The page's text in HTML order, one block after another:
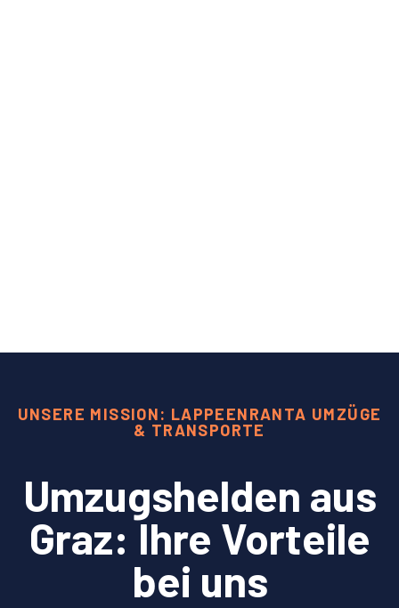
UNSERE MISSION: LAPPEENRANTA UMZÜGE
& TRANSPORTE
Umzugshelden aus
Graz: Ihre Vorteile
bei uns